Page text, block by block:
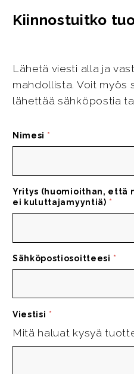
Kiinnostuitko
Lähetä viesti alla ja
mahdollista. Voit myös
lähettää sähköpostia
Nimesi *
Yritys (huomioithan, että
ei kuluttajamyyntiä) *
Sähköpostiosoitteesi *
Viestisi *
Mitä haluat kysyä